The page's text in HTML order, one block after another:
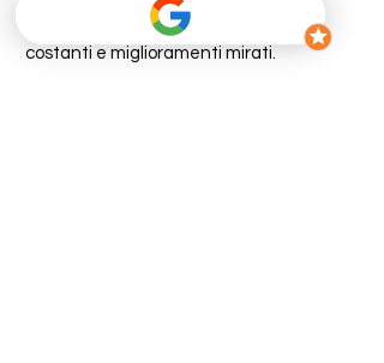
istruttori qualificati, con feedback
costanti e miglioramenti mirati.